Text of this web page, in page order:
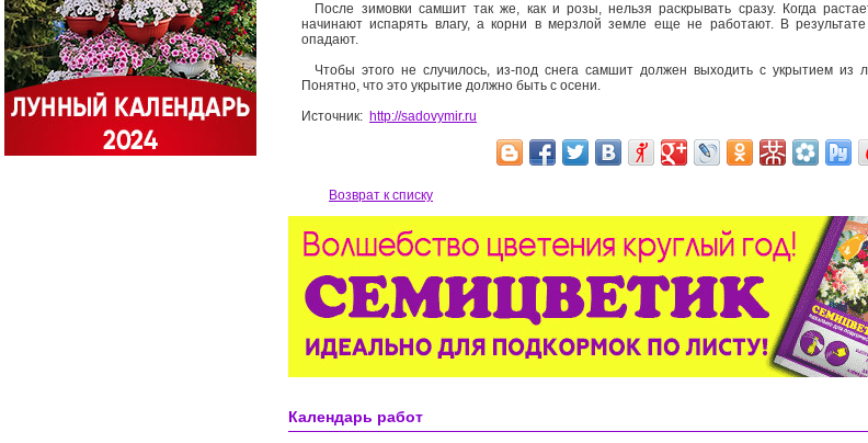
После зимовки самшит так же, как и розы, нельзя раскрывать сразу. Когда
начинают испарять влагу, а корни в мерзлой земле еще не работают. В результате
опадают.
Чтобы этого не случилось, из-под снега самшит должен выходить с укрытием из
Понятно, что это укрытие должно быть с осени.
Источник: http://sadovymir.ru
Возврат к списку
Календарь работ